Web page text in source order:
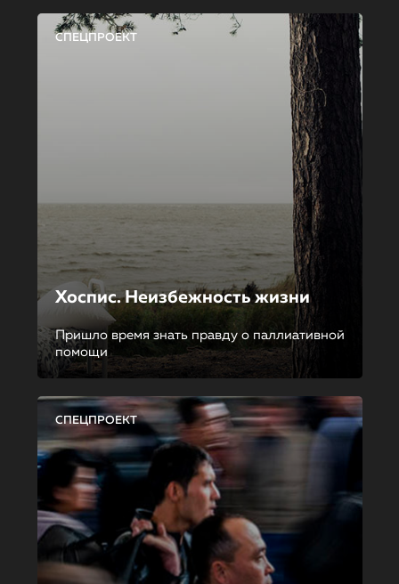
СПЕЦПРОЕКТ
Хоспис. Неизбежность жизни
Пришло время знать правду о паллиативной
помощи
СПЕЦПРОЕКТ